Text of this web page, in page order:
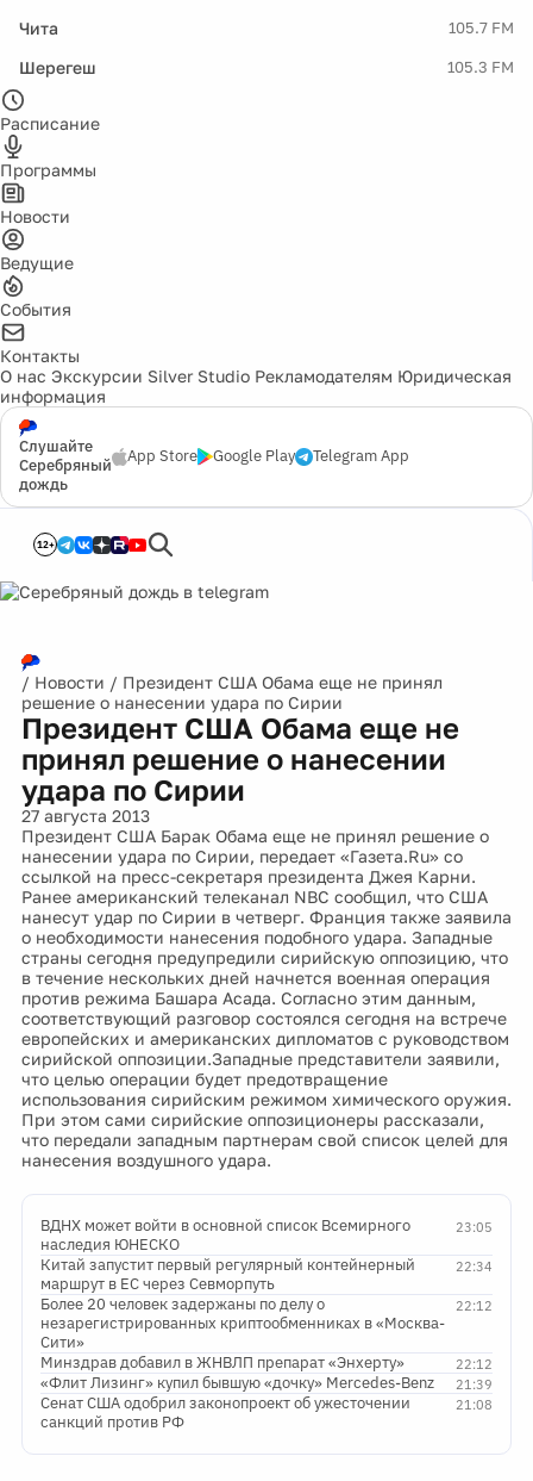
Чита 105.7 FM
Шерегеш 105.3 FM
Расписание
Программы
Новости
Ведущие
События
Контакты
О нас Экскурсии Silver Studio Рекламодателям Юридическая
информация
Слушайте
Серебряный
дождь
App Store Google Play Telegram App
12+
/ Новости / Президент США Обама еще не принял
решение о нанесении удара по Сирии
Президент США Обама еще не
принял решение о нанесении
удара по Сирии
27 августа 2013
Президент США Барак Обама еще не принял решение о
нанесении удара по Сирии, передает «Газета.Ru» со
ссылкой на пресс-секретаря президента Джея Карни.
Ранее американский телеканал NBC сообщил, что США
нанесут удар по Сирии в четверг. Франция также заявила
о необходимости нанесения подобного удара. Западные
страны сегодня предупредили сирийскую оппозицию, что
в течение нескольких дней начнется военная операция
против режима Башара Асада. Согласно этим данным,
соответствующий разговор состоялся сегодня на встрече
европейских и американских дипломатов с руководством
сирийской оппозиции.Западные представители заявили,
что целью операции будет предотвращение
использования сирийским режимом химического оружия.
При этом сами сирийские оппозиционеры рассказали,
что передали западным партнерам свой список целей для
нанесения воздушного удара.
23:05
ВДНХ может войти в основной список Всемирного
наследия ЮНЕСКО
22:34
Китай запустит первый регулярный контейнерный
маршрут в ЕС через Севморпуть
22:12
Более 20 человек задержаны по делу о
незарегистрированных криптообменниках в «Москва-
Сити»
22:12
Минздрав добавил в ЖНВЛП препарат «Энхерту»
21:39
«Флит Лизинг» купил бывшую «дочку» Mercedes-Benz
21:08
Сенат США одобрил законопроект об ужесточении
санкций против РФ